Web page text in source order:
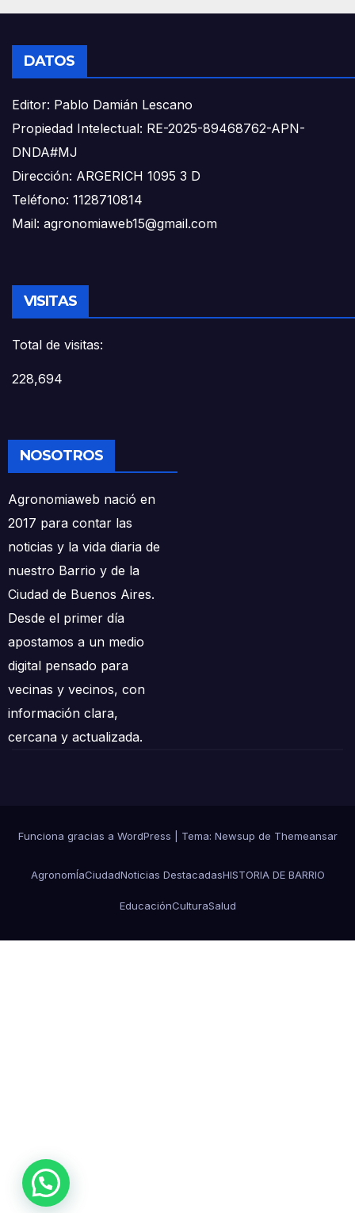
DATOS
Editor: Pablo Damián Lescano
Propiedad Intelectual: RE-2025-89468762-APN-
DNDA#MJ
Dirección: ARGERICH 1095 3 D
Teléfono: 1128710814
Mail: agronomiaweb15@gmail.com
VISITAS
Total de visitas:
228,694
NOSOTROS
Agronomiaweb nació en
2017 para contar las
noticias y la vida diaria de
nuestro Barrio y de la
Ciudad de Buenos Aires.
Desde el primer día
apostamos a un medio
digital pensado para
vecinas y vecinos, con
información clara,
cercana y actualizada.
Funciona gracias a WordPress Tema: Newsup de Themeansar
AgronomÍaCiudadNoticias DestacadasHISTORIA DE BARRIO
EducaciónCulturaSalud